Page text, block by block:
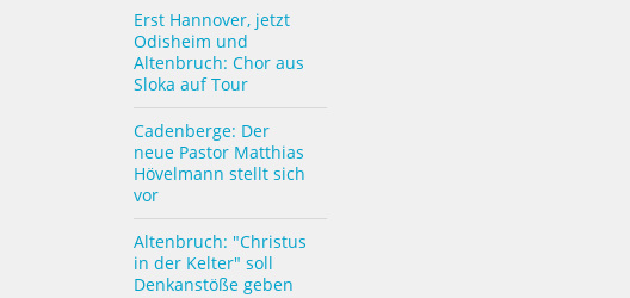
Erst Hannover, jetzt
Odisheim und
Altenbruch: Chor aus
Sloka auf Tour
Cadenberge: Der
neue Pastor Matthias
Hövelmann stellt sich
vor
Altenbruch: "Christus
in der Kelter" soll
Denkanstöße geben